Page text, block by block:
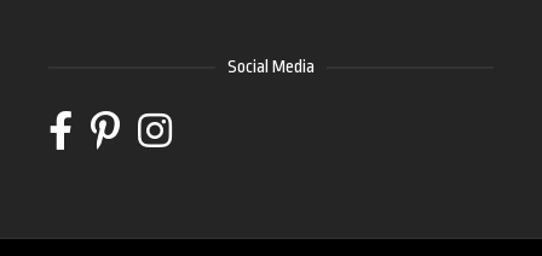
Social Media